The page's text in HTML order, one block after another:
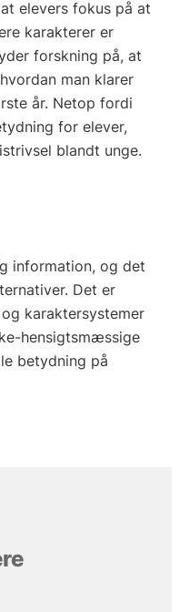
elevers fokus på at
karakterer er
forskning på, at
man klarer
år. Netop fordi
for elever,
blandt unge.
information, og det
Det er
karaktersystemer
hensigtsmæssige
betydning på